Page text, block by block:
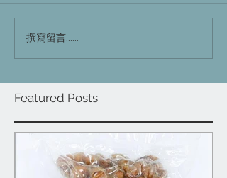
撰寫留言......
Featured Posts